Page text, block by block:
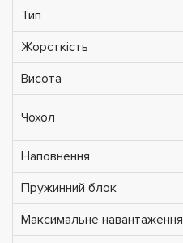
Тип
Жорсткість
Висота
Чохол
Наповнення
Пружинний блок
Максимальне навантаження